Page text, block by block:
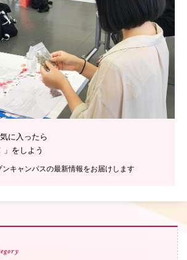
に入ったら
」をしよう
ンキャンパスの最新情報をお届けします